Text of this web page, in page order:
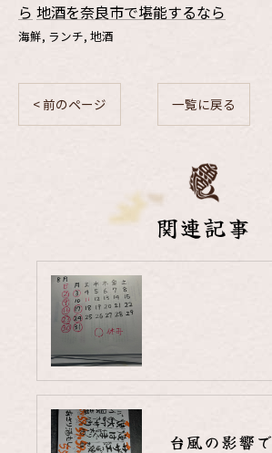
ら 地酒を奈良市で堪能するなら
海鮮 ランチ 地酒
< 前のページ 一覧に戻る
関連記事
台風の影響で